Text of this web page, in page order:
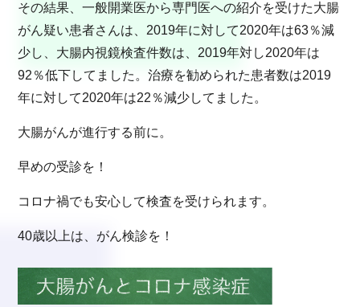
その結果、一般開業医から専門医への紹介を受けた大腸
がん疑い患者さんは、2019年に対して2020年は63％減
少し、大腸内視鏡検査件数は、2019年対し2020年は
92％低下してました。治療を勧められた患者数は2019
年に対して2020年は22％減少してました。
大腸がんが進行する前に。
早めの受診を！
コロナ禍でも安心して検査を受けられます。
40歳以上は、がん検診を！